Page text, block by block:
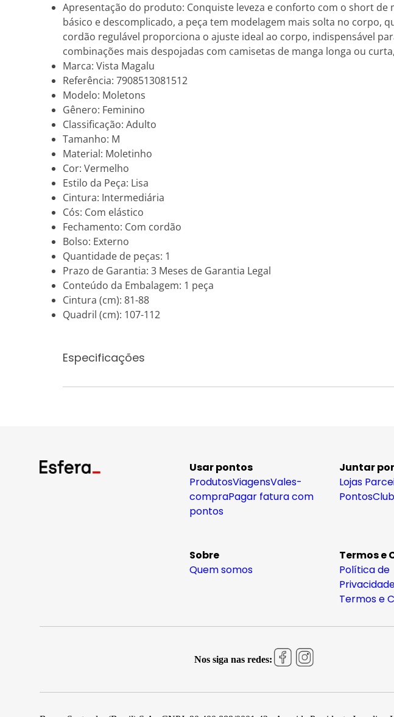
Apresentação do produto: Conquiste leveza e conforto com o short
básico e descomplicado, a peça tem modelagem mais solta no corpo,
cordão regulável proporciona o ajuste ideal ao corpo, indispensável
combinações mais despojadas com camisetas de manga longa ou
Marca: Vista Magalu
Referência: 7908513081512
Modelo: Moletons
Gênero: Feminino
Classificação: Adulto
Tamanho: M
Material: Moletinho
Cor: Vermelho
Estilo da Peça: Lisa
Cintura: Intermediária
Cós: Com elástico
Fechamento: Com cordão
Bolso: Externo
Quantidade de peças: 1
Prazo de Garantia: 3 Meses de Garantia Legal
Conteúdo da Embalagem: 1 peça
Cintura (cm): 81-88
Quadril (cm): 107-112
Especificações
Usar pontos
ProdutosViagensVales-
compraPagar fatura com
pontos
Juntar
Lojas
Pontos
Sobre
Quem somos
Termos e
Política de
Termos e
Nos siga nas redes: